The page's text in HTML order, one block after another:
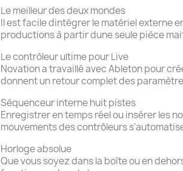
Le meilleur des deux mondes
Il est facile dintégrer le matériel externe
productions à partir dune seule pièce
Le contrôleur ultime pour Live
Novation a travaillé avec Ableton pour
donnent un retour complet des
Séquenceur interne huit pistes
Enregistrer en temps réel ou insérer les
mouvements des contrôleurs
Horloge absolue
Que vous soyez dans la boîte ou en